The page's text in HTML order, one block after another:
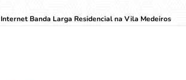
Internet Banda Larga Residencial na Vila Medeiros